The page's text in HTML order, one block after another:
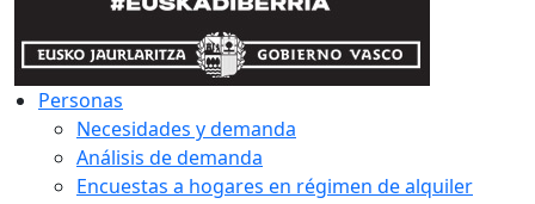
Personas
Necesidades y demanda
Análisis de demanda
Encuestas a hogares en régimen de alquiler